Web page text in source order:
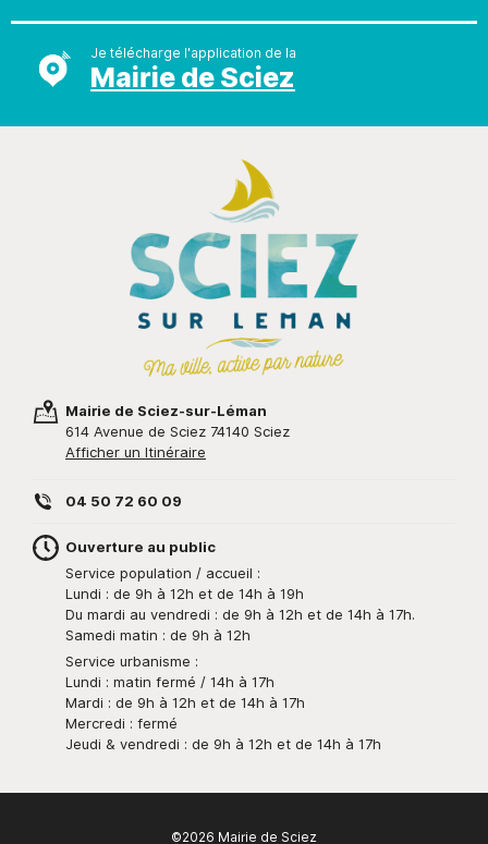
Je télécharge l'application de la
Mairie de Sciez
Mairie de Sciez-sur-Léman
614 Avenue de Sciez 74140 Sciez
Afficher un Itinéraire
04 50 72 60 09
Ouverture au public
Service population / accueil :
Lundi : de 9h à 12h et de 14h à 19h
Du mardi au vendredi : de 9h à 12h et de 14h à 17h.
Samedi matin : de 9h à 12h
Service urbanisme :
Lundi : matin fermé / 14h à 17h
Mardi : de 9h à 12h et de 14h à 17h
Mercredi : fermé
Jeudi & vendredi : de 9h à 12h et de 14h à 17h
©2026 Mairie de Sciez